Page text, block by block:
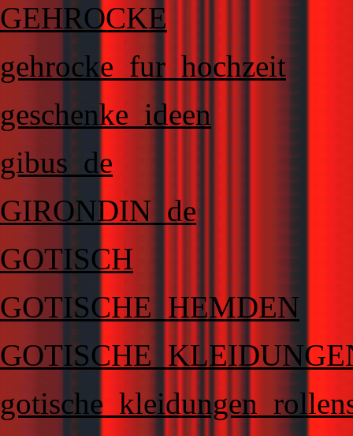
GEHROCKE
gehrocke_fur_hochzeit
geschenke_ideen
gibus_de
GIRONDIN_de
GOTISCH
GOTISCHE_HEMDEN